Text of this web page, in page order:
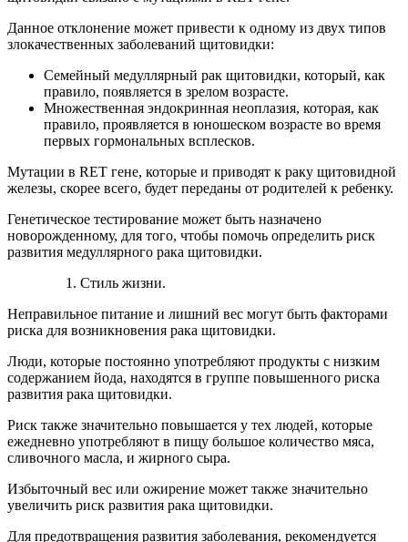
Данное отклонение может привести к одному из двух типов
злокачественных заболеваний щитовидки:
Семейный медуллярный рак щитовидки, который, как
правило, появляется в зрелом возрасте.
Множественная эндокринная неоплазия, которая, как
правило, проявляется в юношеском возрасте во время
первых гормональных всплесков.
Мутации в RET гене, которые и приводят к раку щитовидной
железы, скорее всего, будет переданы от родителей к ребенку.
Генетическое тестирование может быть назначено
новорожденному, для того, чтобы помочь определить риск
развития медуллярного рака щитовидки.
Стиль жизни.
Неправильное питание и лишний вес могут быть факторами
риска для возникновения рака щитовидки.
Люди, которые постоянно употребляют продукты с низким
содержанием йода, находятся в группе повышенного риска
развития рака щитовидки.
Риск также значительно повышается у тех людей, которые
ежедневно употребляют в пищу большое количество мяса,
сливочного масла, и жирного сыра.
Избыточный вес или ожирение может также значительно
увеличить риск развития рака щитовидки.
Для предотвращения развития заболевания, рекомендуется